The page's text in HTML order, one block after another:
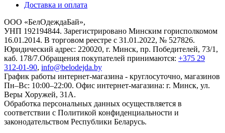
Доставка и оплата
ООО «БелОдеждаБай»,
УНП 192194844. Зарегистрировано Минским горисполкомом
16.01.2014. В торговом реестре с 31.01.2022, № 527826.
Юридический адрес: 220020, г. Минск, пр. Победителей, 73/1,
каб. 178/7.Обращения покупателей принимаются: +375 29
312-01-90, info@belodejda.by
График работы интернет-магазина - круглосуточно, магазинов
Пн–Вс: 10:00–22:00. Офис интернет-магазина: г. Минск, ул.
Веры Хоружей, 31А.
Обработка персональных данных осуществляется в
соответствии с Политикой конфиденциальности и
законодательством Республики Беларусь.